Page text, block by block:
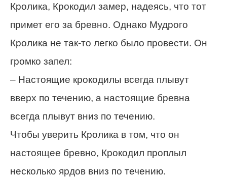
Кролика, Крокодил замер, надеясь, что тот
примет его за бревно. Однако Мудрого
Кролика не так-то легко было провести. Он
громко запел:
– Настоящие крокодилы всегда плывут
вверх по течению, а настоящие бревна
всегда плывут вниз по течению.
Чтобы уверить Кролика в том, что он
настоящее бревно, Крокодил проплыл
несколько ярдов вниз по течению.